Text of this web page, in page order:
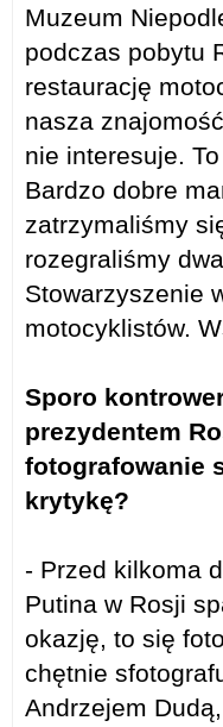
Muzeum
podczas pobytu
restaurację
nasza
nie interesuje.
Bardzo dobre
zatrzymaliśmy
rozegraliśmy
Stowarzyszenie
motocyklistów.
Sporo
prezydentem
fotografowanie
krytykę?
- Przed kilkoma
Putina w Rosji
okazję, to się
chętnie
Andrzejem